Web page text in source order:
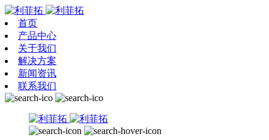
首页
产品中心
关于我们
解决方案
新闻资讯
联系我们